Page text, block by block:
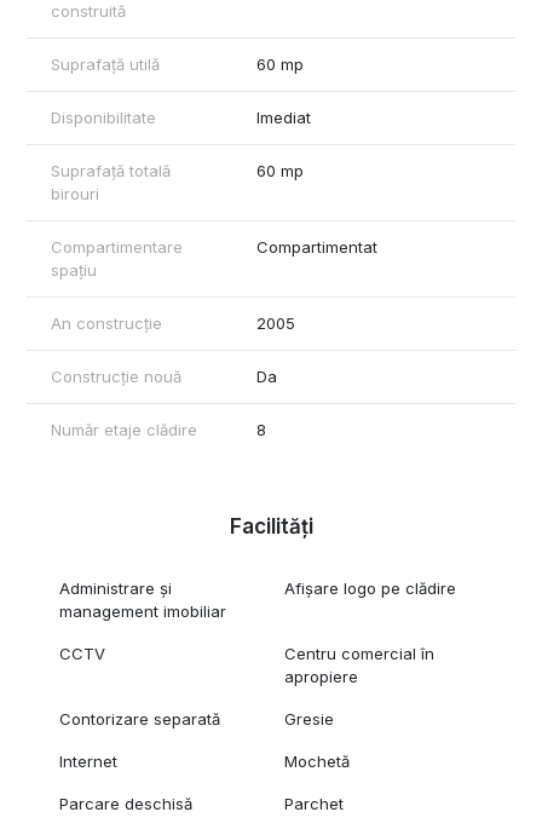
construită
Suprafață utilă 60 mp
Disponibilitate Imediat
Suprafață totală
birouri
60 mp
Compartimentare
spațiu
Compartimentat
An construcție 2005
Construcție nouă Da
Număr etaje clădire 8
Facilități
Administrare și
management imobiliar
Afișare logo pe clădire
CCTV
Centru comercial în
apropiere
Contorizare separată Gresie
Internet Mochetă
Parcare deschisă Parchet